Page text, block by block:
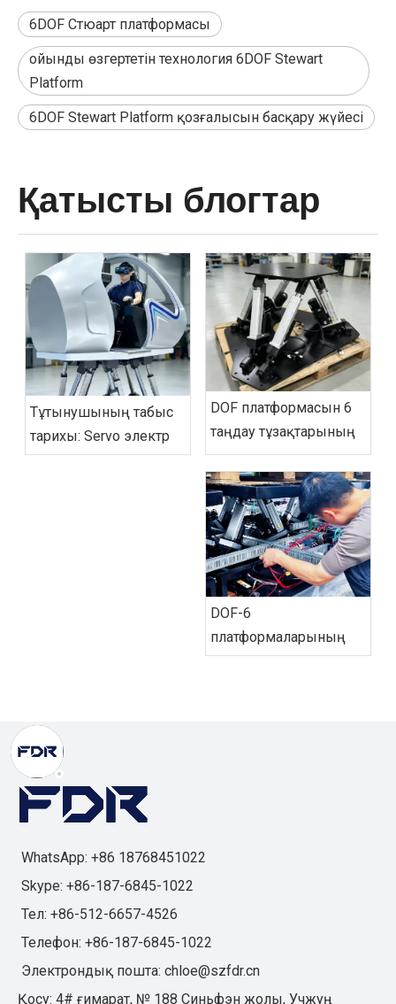
6DOF Стюарт платформасы
ойынды өзгертетін технология 6DOF Stewart
Platform
6DOF Stewart Platform қозғалысын басқару жүйесі
Қатысты блогтар
6 DOF платформасын
таңдау тұзақтарының
алдын алу
нұсқаулығы:
бұрмаланған
сипаттамадан айналма
жолдарды болдырмау
үшін шешімді
сәйкестендіруге дейін
Тұтынушының табыс
тарихы: Servo электр
цилиндрі 6-DOF
6-DOF
платформаларының
болашақ трендтері:
WhatsApp: +86 18768451022
Skype: +86-187-6845-1022
Тел: +86-512-6657-4526
Телефон: +86-187-6845-1022
Электрондық пошта: chloe@szfdr.cn
Қосу: 4# ғимарат, № 188 Синьфэн жолы, Учжуң